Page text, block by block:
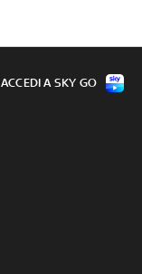
ACCEDI A SKY GO